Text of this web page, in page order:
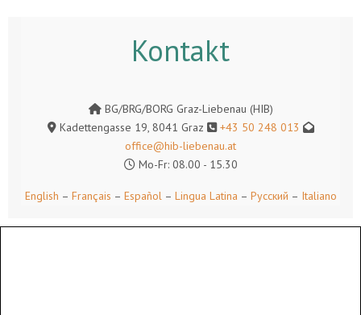
Kontakt
BG/BRG/BORG Graz-Liebenau (HIB)
Kadettengasse 19, 8041 Graz
+43 50 248 013
office@hib-liebenau.at
Mo-Fr: 08.00 - 15.30
English – Français – Español– Lingua Latina – Русский – Italiano